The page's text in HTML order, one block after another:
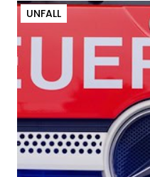
UNFALL